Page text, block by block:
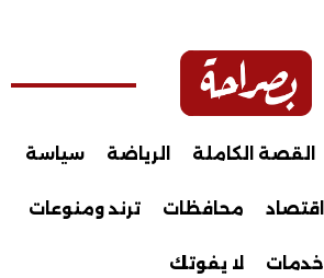
القصة الكاملة الرياضة سياسة
اقتصاد محافظات ترند ومنوعات
خدمات لا يفوتك